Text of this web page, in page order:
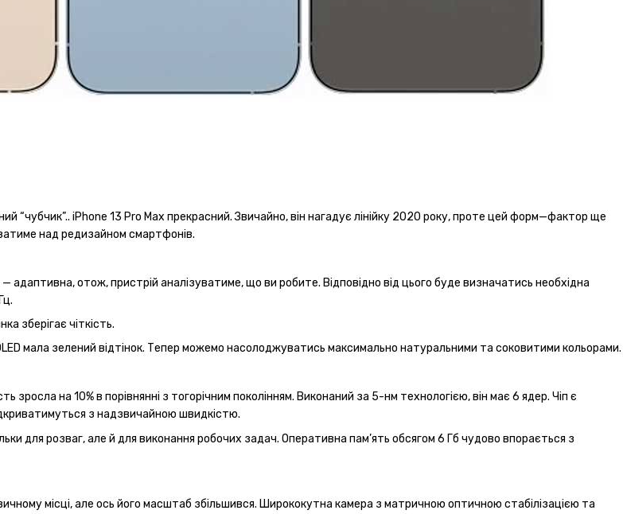
“чубчик”.. iPhone 13 Pro Max прекрасний. Звичайно, він нагадує лінійку 2020 року, проте цей форм—фактор ще
над редизайном смартфонів.
отож, пристрій аналізуватиме, що ви робите. Відповідно від цього буде визначатись необхідна
зберігає чіткість.
мала зелений відтінок. Тепер можемо насолоджуватись максимально натуральними та соковитими кольорами.
на 10% в порівнянні з тогорічним поколінням. Виконаний за 5-нм технологією, він має 6 ядер. Чіп є
з надзвичайною швидкістю.
для розваг, але й для виконання робочих задач. Оперативна пам’ять обсягом 6 Гб чудово впорається з
місці, але ось його масштаб збільшився. Ширококутна камера з матричною оптичною стабілізацією та